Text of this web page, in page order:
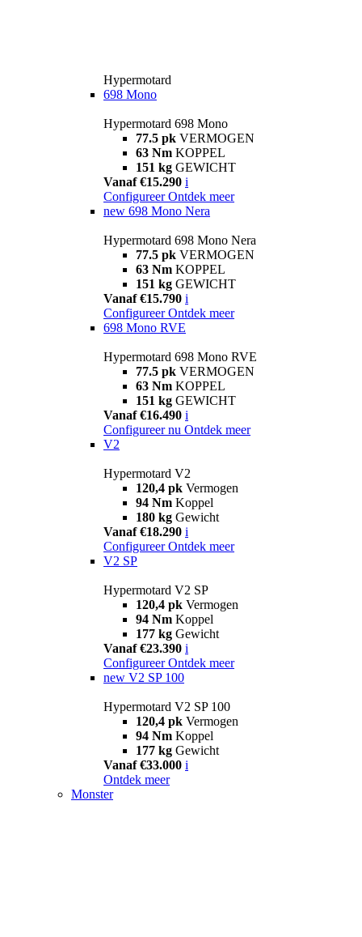
Hypermotard
698 Mono
Hypermotard 698 Mono
77.5 pk VERMOGEN
63 Nm KOPPEL
151 kg GEWICHT
Vanaf €15.290 i
Configureer Ontdek meer
new 698 Mono Nera
Hypermotard 698 Mono Nera
77.5 pk VERMOGEN
63 Nm KOPPEL
151 kg GEWICHT
Vanaf €15.790 i
Configureer Ontdek meer
698 Mono RVE
Hypermotard 698 Mono RVE
77.5 pk VERMOGEN
63 Nm KOPPEL
151 kg GEWICHT
Vanaf €16.490 i
Configureer nu Ontdek meer
V2
Hypermotard V2
120,4 pk Vermogen
94 Nm Koppel
180 kg Gewicht
Vanaf €18.290 i
Configureer Ontdek meer
V2 SP
Hypermotard V2 SP
120,4 pk Vermogen
94 Nm Koppel
177 kg Gewicht
Vanaf €23.390 i
Configureer Ontdek meer
new V2 SP 100
Hypermotard V2 SP 100
120,4 pk Vermogen
94 Nm Koppel
177 kg Gewicht
Vanaf €33.000 i
Ontdek meer
Monster